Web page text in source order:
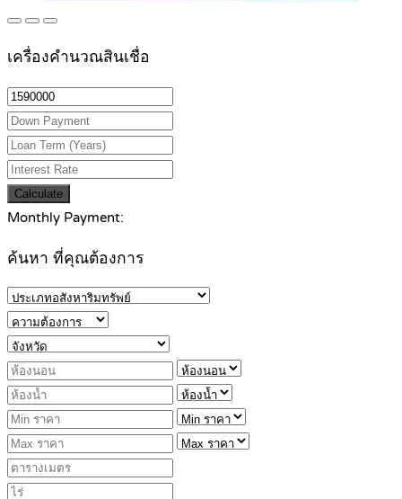
เครื่องคำนวณสินเชื่อ
Calculate
Monthly Payment:
ค้นหา ที่คุณต้องการ